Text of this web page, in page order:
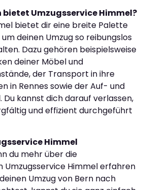
bietet Umzugsservice Himmel?
bietet dir eine breite Palette
deinen Umzug so reibungslos
Dazu gehören beispielsweise
deiner Möbel und
der Transport in ihre
in Rennes sowie der Auf- und
Du kannst dich darauf verlassen,
und effizient durchgeführt
Himmel
du mehr über die
Umzugsservice Himmel erfahren
Umzug von Bern nach